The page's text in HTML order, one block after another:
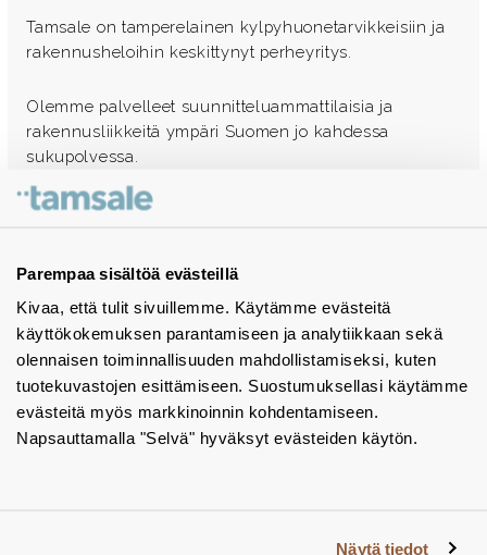
Parempaa sisältöä evästeillä
Kivaa, että tulit sivuillemme. Käytämme evästeitä
käyttökokemuksen parantamiseen ja analytiikkaan sekä
olennaisen toiminnallisuuden mahdollistamiseksi, kuten
tuotekuvastojen esittämiseen. Suostumuksellasi käytämme
evästeitä myös markkinoinnin kohdentamiseen.
Napsauttamalla "Selvä" hyväksyt evästeiden käytön.
Näytä tiedot
Tamsale on tamperelainen kylpyhuonetarvikkeisiin ja
rakennusheloihin keskittynyt perheyritys.
Olemme palvelleet suunnitteluammattilaisia ja
rakennusliikkeitä ympäri Suomen jo kahdessa
sukupolvessa.
Ota yhteyttä - autamme mielellämme
Tuotekuvastot
Instagram
BIM-objektit
Yhteystiedot
Tiedotteet